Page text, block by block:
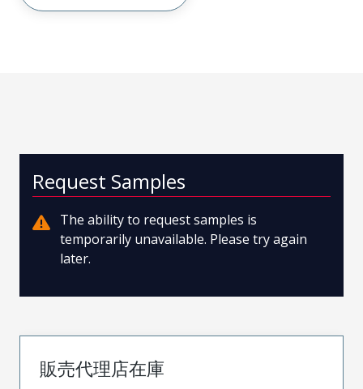
Request Samples
The ability to request samples is
temporarily unavailable. Please try again
later.
販売代理店在庫